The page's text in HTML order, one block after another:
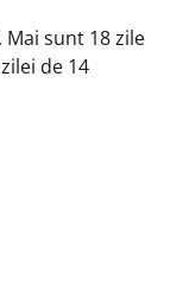
Mai sunt 18 zile
de 14